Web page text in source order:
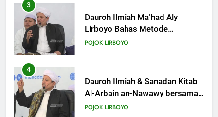
4
Dauroh Ilmiah & Sanadan Kitab
Al-Arbain an-Nawawy bersama
As-Syaikh Dr. Yasir Al-Adny
POJOK LIRBOYO
5
Semalam Bersama Kematian:
Kisah Praktek Tajhizul Janaiz
Siswa III Aliyah
POJOK LIRBOYO